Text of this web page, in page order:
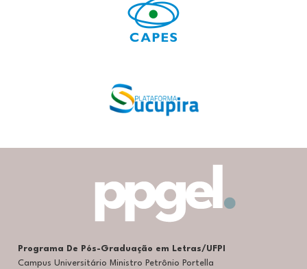
Programa De Pós-Graduação em Letras/UFPI
Campus Universitário Ministro Petrônio Portella